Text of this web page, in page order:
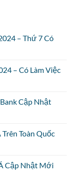
– Thứ 7 Có
– Có Làm Việc
Cập Nhật
Toàn Quốc
Cập Nhật Mới